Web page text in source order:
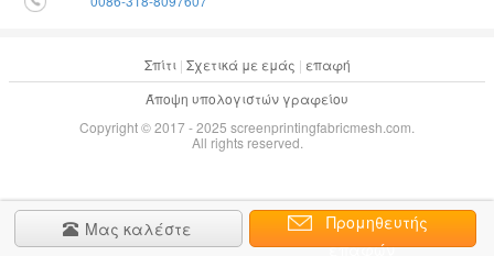
Μας καλέστε
Προμηθευτής
επαφών
Σπίτι| Σχετικά με εμάς | επαφή
Άποψη υπολογιστών γραφείου
Copyright © 2017 - 2025 screenprintingfabricmesh.com.
All rights reserved.